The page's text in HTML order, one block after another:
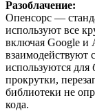
Разоблачение:
Опенсорс —
используют все
включая Google и
взаимодействуют
используются для
прокрутки,
библиотеки не
кода.